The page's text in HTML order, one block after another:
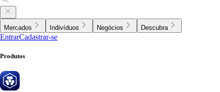
Mercados Indivíduos Negócios Descubra
EntrarCadastrar-se
Produtos